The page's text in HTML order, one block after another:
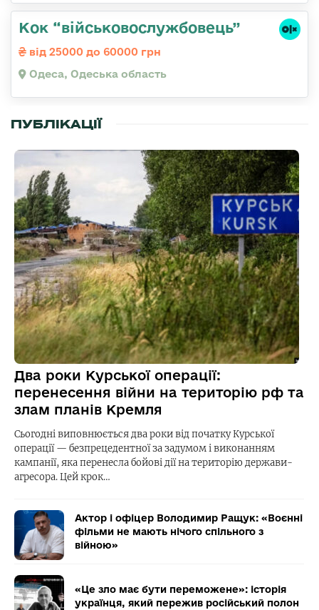
Кок “військовослужбовець”
від 25000 до 60000 грн
Одеса, Одеська область
ПУБЛІКАЦІЇ
Два роки Курської операції:
перенесення війни на територію рф та
злам планів Кремля
Сьогодні виповнюється два роки від початку Курської
операції — безпрецедентної за задумом і виконанням
кампанії, яка перенесла бойові дії на територію держави-
агресора. Цей крок…
Актор і офіцер Володимир Ращук: «Воєнні
фільми не мають нічого спільного з
війною»
«Це зло має бути переможене»: історія
українця, який пережив російський полон